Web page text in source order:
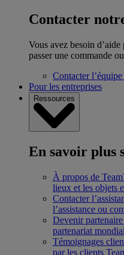
Contacter
Vous avez besoin
passer une commande
Contacter
Pour les entreprises
Ressources
En savoir plus
À propos de
lieux et les objets
Contacter
l’assistance ou
Devenir partenaire
partenariat
Témoignages
par les clients